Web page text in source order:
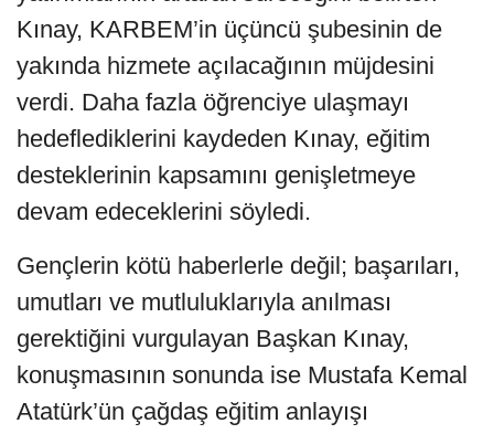
Kınay, KARBEM’in üçüncü şubesinin de
yakında hizmete açılacağının müjdesini
verdi. Daha fazla öğrenciye ulaşmayı
hedeflediklerini kaydeden Kınay, eğitim
desteklerinin kapsamını genişletmeye
devam edeceklerini söyledi.
Gençlerin kötü haberlerle değil; başarıları,
umutları ve mutluluklarıyla anılması
gerektiğini vurgulayan Başkan Kınay,
konuşmasının sonunda ise Mustafa Kemal
Atatürk’ün çağdaş eğitim anlayışı